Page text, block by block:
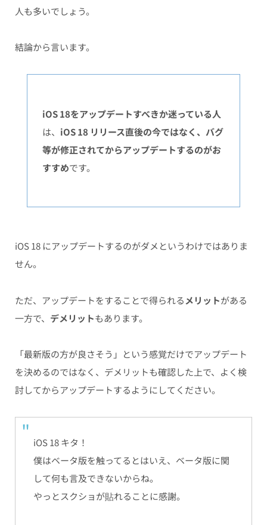
人も多いでしょう。
結論から言います。
iOS 18をアップデートすべきか迷っている人
は、 iOS 18 リリース直後の今ではなく、バグ
等が修正されてからアップデートするのがお
すすめです。
iOS 18 にアップデートするのがダメというわけではありま
せん。
ただ、アップデートをすることで得られるメリットがある
一方で、 デメリットもあります。
「最新版の方が良さそう」という感覚だけでアップデート
を決めるのではなく、デメリットも確認した上で、よく検
討してからアップデートするようにしてください。
iOS 18 キタ！
僕はベータ版を触ってるとはいえ、ベータ版に関
して何も言及できないからね。
やっとスクショが貼れることに感謝。